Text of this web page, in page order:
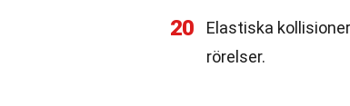
20
Elastiska
rörelser.